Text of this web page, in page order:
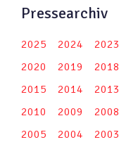
Pressearchiv
2025 2024 2023
2020
2019 2018
2015
2014 2013
2010
2009 2008
2005
2004 2003